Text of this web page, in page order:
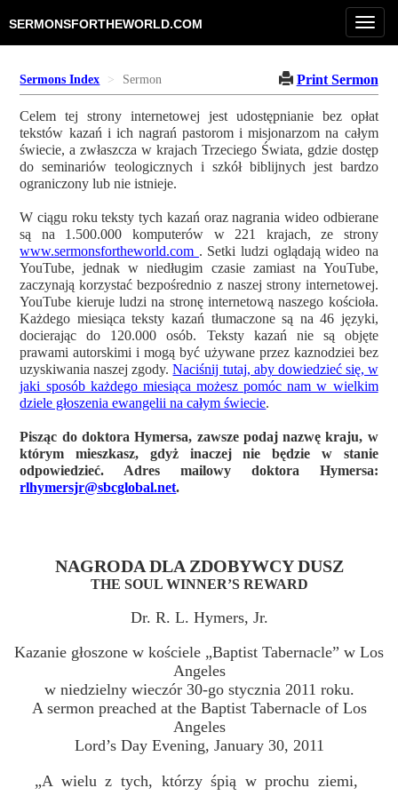
SERMONSFORTHEWORLD.COM
Sermons Index Sermon Print Sermon
Celem tej strony internetowej jest udostępnianie bez opłat
tekstów kazań i ich nagrań pastorom i misjonarzom na całym
świecie, a zwłaszcza w krajach Trzeciego Świata, gdzie dostęp
do seminariów teologicznych i szkół biblijnych jest bardzo
ograniczony lub nie istnieje.
W ciągu roku teksty tych kazań oraz nagrania wideo odbierane
są na 1.500.000 komputerów w 221 krajach, ze strony
www.sermonsfortheworld.com . Setki ludzi oglądają wideo na
YouTube, jednak w niedługim czasie zamiast na YouTube,
zaczynają korzystać bezpośrednio z naszej strony internetowej.
YouTube kieruje ludzi na stronę internetową naszego kościoła.
Każdego miesiąca teksty kazań tłumaczone są na 46 języki,
docierając do 120.000 osób. Teksty kazań nie są objęte
prawami autorskimi i mogą być używane przez kaznodziei bez
uzyskiwania naszej zgody.Naciśnij tutaj, aby dowiedzieć się, w
jaki sposób każdego miesiąca możesz pomóc nam w wielkim
dziele głoszenia ewangelii na całym świecie.
Pisząc do doktora Hymersa, zawsze podaj nazwę kraju, w
którym mieszkasz, gdyż inaczej nie będzie w stanie
odpowiedzieć. Adres mailowy doktora Hymersa:
rlhymersjr@sbcglobal.net.
NAGRODA DLA ZDOBYWCY DUSZ
THE SOUL WINNER’S REWARD
Dr. R. L. Hymers, Jr.
Kazanie głoszone w kościele „Baptist Tabernacle” w Los
Angeles
w niedzielny wieczór 30-go stycznia 2011 roku.
A sermon preached at the Baptist Tabernacle of Los
Angeles
Lord’s Day Evening, January 30, 2011
„A wielu z tych, którzy śpią w prochu ziemi,